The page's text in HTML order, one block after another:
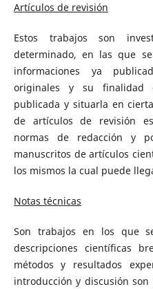
Artículos de revisión
Estos trabajos son
determinado, en las que
informaciones ya
originales y su finalidad
publicada y situarla en
de artículos de revisión
normas de redacción y
manuscritos de artículos
los mismos la cual puede
Notas técnicas
Son trabajos en los que
descripciones científicas
métodos y resultados
introducción y discusión